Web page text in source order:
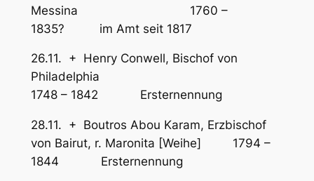
Messina 1760 –
1835? im Amt seit 1817
26.11. + Henry Conwell, Bischof von
Philadelphia
1748 – 1842 Ersternennung
28.11. + Boutros Abou Karam, Erzbischof
von Bairut, r. Maronita [Weihe] 1794 –
1844 Ersternennung